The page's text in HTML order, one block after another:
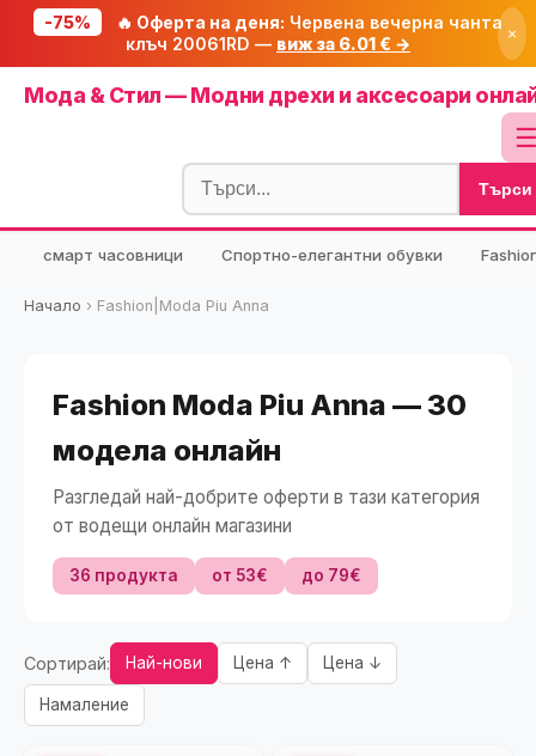
-75% 🔥 Оферта на деня: Червена вечерна чанта
клъч 20061RD — виж за 6.01 € → ×
Мода & Стил — Модни дрехи и аксесоари
Начало
🔥 Намаления
🧮 Калкулатори Търси
смарт часовници Спортно-елегантни обувки
Начало › Fashion|Moda Piu Anna
Fashion Moda Piu Anna — 30
модела онлайн
Разгледай най-добрите оферти в тази категория
от водещи онлайн магазини
36 продукта от 53€ до 79€
Сортирай: Най-нови Цена ↑ Цена ↓
Намаление